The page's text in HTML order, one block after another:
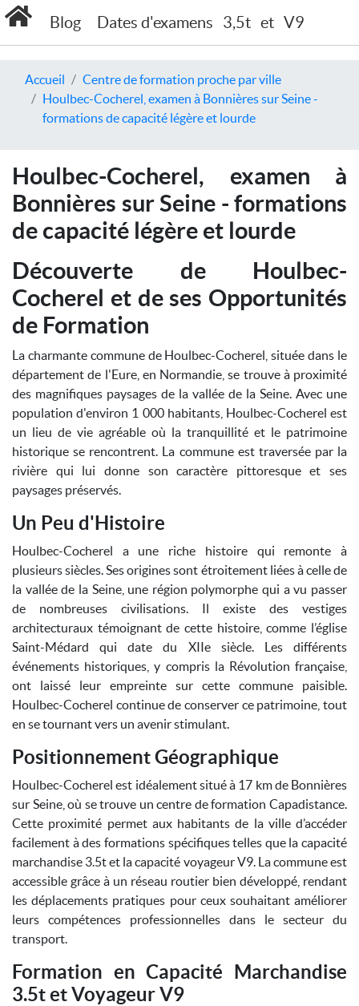
Blog Dates d'examens 3,5t et V9
Accueil
Centre de formation proche par ville
Houlbec-Cocherel, examen à Bonnières sur Seine -
formations de capacité légère et lourde
Houlbec-Cocherel, examen à
Bonnières sur Seine - formations
de capacité légère et lourde
Découverte de Houlbec-
Cocherel et de ses Opportunités
de Formation
La charmante commune de Houlbec-Cocherel, située dans le
département de l'Eure, en Normandie, se trouve à proximité
des magnifiques paysages de la vallée de la Seine. Avec une
population d'environ 1 000 habitants, Houlbec-Cocherel est
un lieu de vie agréable où la tranquillité et le patrimoine
historique se rencontrent. La commune est traversée par la
rivière qui lui donne son caractère pittoresque et ses
paysages préservés.
Un Peu d'Histoire
Houlbec-Cocherel a une riche histoire qui remonte à
plusieurs siècles. Ses origines sont étroitement liées à celle de
la vallée de la Seine, une région polymorphe qui a vu passer
de nombreuses civilisations. Il existe des vestiges
architecturaux témoignant de cette histoire, comme l’église
Saint-Médard qui date du XIIe siècle. Les différents
événements historiques, y compris la Révolution française,
ont laissé leur empreinte sur cette commune paisible.
Houlbec-Cocherel continue de conserver ce patrimoine, tout
en se tournant vers un avenir stimulant.
Positionnement Géographique
Houlbec-Cocherel est idéalement situé à 17 km de Bonnières
sur Seine, où se trouve un centre de formation Capadistance.
Cette proximité permet aux habitants de la ville d’accéder
facilement à des formations spécifiques telles que la capacité
marchandise 3.5t et la capacité voyageur V9. La commune est
accessible grâce à un réseau routier bien développé, rendant
les déplacements pratiques pour ceux souhaitant améliorer
leurs compétences professionnelles dans le secteur du
transport.
Formation en Capacité Marchandise
3.5t et Voyageur V9